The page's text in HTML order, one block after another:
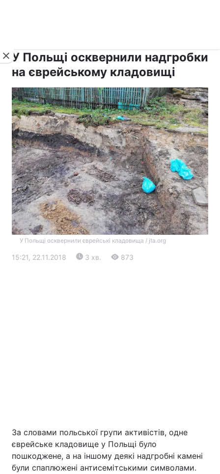
РЕГІОНИ
Київ Львів
У Польщі осквернили надгробки
на єврейському кладовищі
У Польщі осквернили єврейські кладовища / jta.org
15:21, 22.11.2018 3 хв. 873
За словами польської групи активістів, одне
єврейське кладовище у Польщі було
пошкоджене, а на іншому деякі надгробні камені
були спаплюжені антисемітськими символами.